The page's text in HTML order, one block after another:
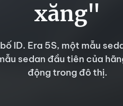
xăng"
ID. Era 5S, một mẫu
sedan đầu tiên của
động trong đô thị.